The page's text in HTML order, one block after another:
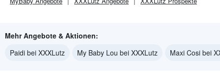
Mehr Angebote & Aktionen:
Paidi bei XXXLutz
My Baby Lou bei XXXLutz Maxi Cosi bei